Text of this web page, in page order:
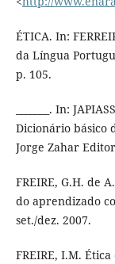
ÉTICA. In:
da Língua
p. 105.
_______. In:
Dicionário básico
Jorge Zahar
FREIRE, G.H. de
do aprendizado
set./dez. 2007.
FREIRE, I.M.